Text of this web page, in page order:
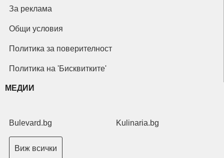
За реклама
Общи условия
Политика за поверителност
Политика на 'Бисквитките'
МЕДИИ
Bulevard.bg Kulinaria.bg
Виж всички